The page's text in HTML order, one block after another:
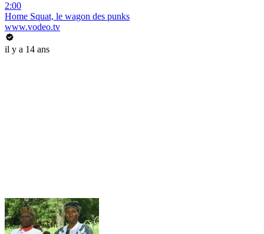
2:00
Home Squat, le wagon des punks
www.vodeo.tv
il y a 14 ans